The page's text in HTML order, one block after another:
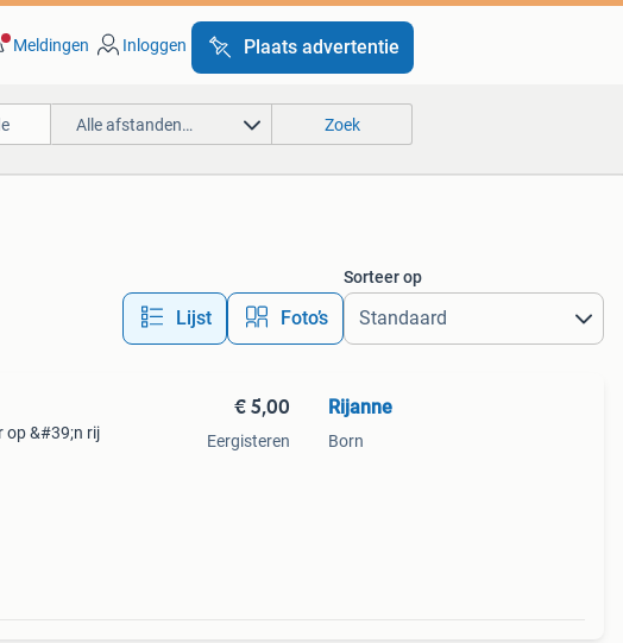
Meldingen Inloggen Plaats advertentie
Alle afstanden… Zoek
Lijst Foto’s
Sorteer op
op &#39;n rij
€ 5,00
Eergisteren
Rijanne
Born